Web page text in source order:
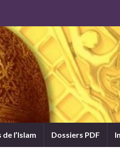
l’Islam Dossiers PDF